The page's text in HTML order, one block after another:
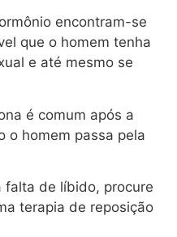
encontram-se
que o homem tenha
e até mesmo se
é comum após a
o homem passa pela
falta de líbido, procure
terapia de reposição